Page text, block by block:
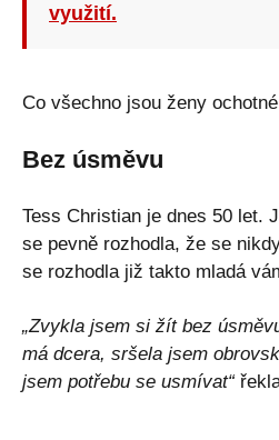
využití.
Co všechno jsou ženy
Bez úsměvu
Tess Christian je dnes 50 let.
se pevně rozhodla, že se
se rozhodla již takto mladá
„Zvykla jsem si žít bez
má dcera, sršela jsem
jsem potřebu se usmívat“